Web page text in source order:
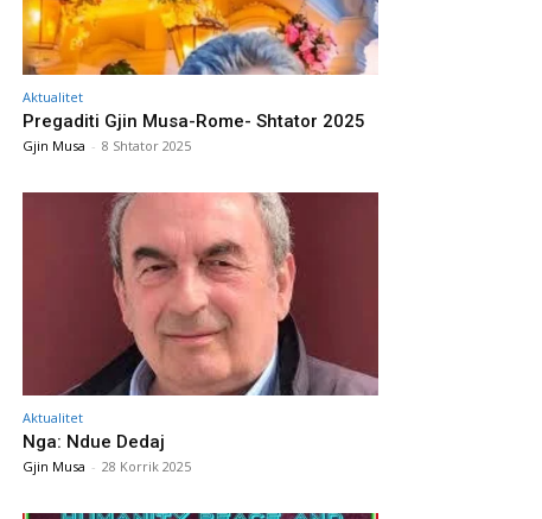
Aktualitet
Pregaditi Gjin Musa-Rome- Shtator 2025
Gjin Musa - 8 Shtator 2025
Aktualitet
Nga: Ndue Dedaj
Gjin Musa - 28 Korrik 2025